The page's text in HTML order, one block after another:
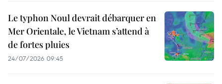
Le typhon Noul devrait débarquer en
Mer Orientale, le Vietnam s’attend à
de fortes pluies
24/07/2026 09:45